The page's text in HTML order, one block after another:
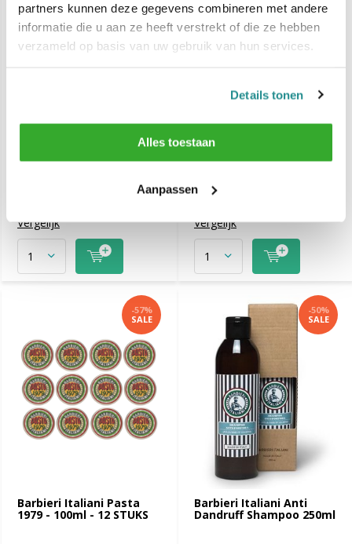
partners kunnen deze gegevens combineren met andere
informatie die u aan ze heeft verstrekt of die ze hebben
verzameld op basis van uw gebruik van hun services.
Details tonen
Alles toestaan
Aanpassen
Aftershave Kalmerende
Serum 100ml - 3 STUKS
Vergelijk
Barbieri Italiani Grease
100ml - 12 STUKS
€ 324,-
Vergelijk
Barbieri Italiani Pasta
1979 - 100ml - 12 STUKS
-57%
SALE
Barbieri Italiani Anti
Dandruff Shampoo 250ml
-50%
SALE